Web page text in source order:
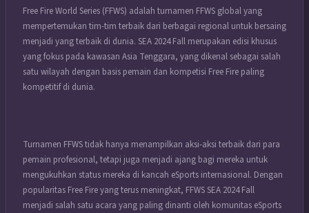
Free Fire World Series (FFWS) adalah turnamen FFWS global yang
mempertemukan tim-tim terbaik dari berbagai regional untuk bersaing
menjadi yang terbaik di dunia. SEA 2024 Fall merupakan edisi khusus
yang fokus pada kawasan Asia Tenggara, yang dikenal sebagai salah
satu wilayah dengan basis pemain dan kompetisi Free Fire paling
kompetitif di dunia.
Turnamen FFWS tidak hanya menampilkan aksi-aksi terbaik dari para
pemain profesional, tetapi juga menjadi ajang bagi mereka untuk
mengukuhkan status mereka di kancah eSports internasional. Dengan
popularitas Free Fire yang terus meningkat, FFWS SEA 2024 Fall
menjadi salah satu acara yang paling dinanti oleh komunitas eSports